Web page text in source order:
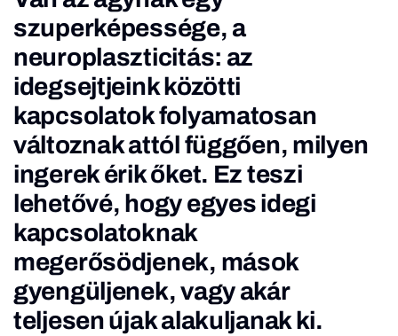
szuperképessége, a
neuroplaszticitás: az
idegsejtjeink közötti
kapcsolatok folyamatosan
változnak attól függően, milyen
ingerek érik őket. Ez teszi
lehetővé, hogy egyes idegi
kapcsolatoknak
megerősödjenek, mások
gyengüljenek, vagy akár
teljesen újak alakuljanak ki.